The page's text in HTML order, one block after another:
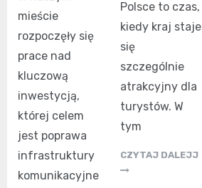
mieście
rozpoczęły się
prace nad
kluczową
inwestycją,
której celem
jest poprawa
infrastruktury
komunikacyjne
Polsce to czas,
kiedy kraj staje
się
szczególnie
atrakcyjny dla
turystów. W
tym
CZYTAJ DALEJJ